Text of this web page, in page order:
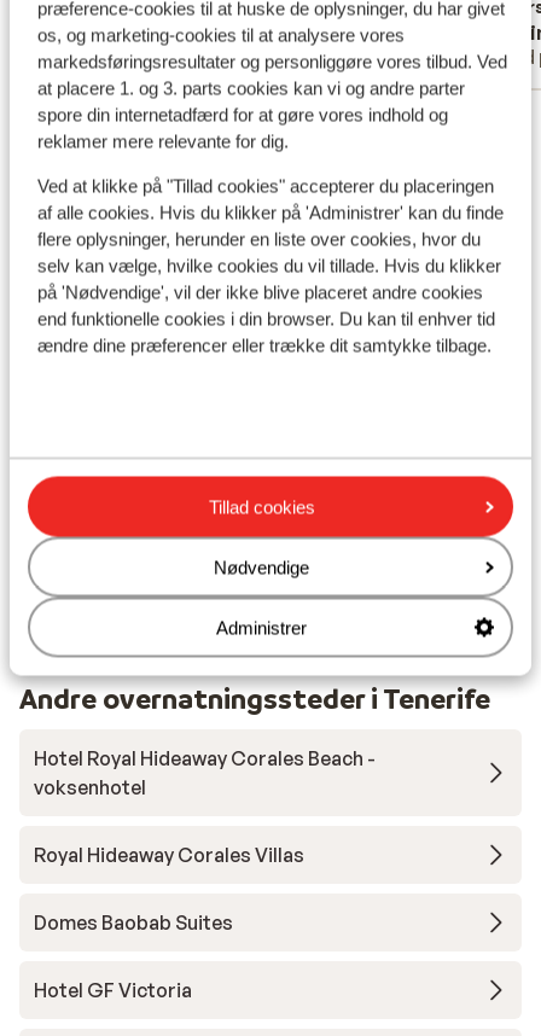
præference-cookies til at huske de oplysninger, du har givet
os, og marketing-cookies til at analysere vores
markedsføringsresultater og personliggøre vores tilbud. Ved
at placere 1. og 3. parts cookies kan vi og andre parter
spore din internetadfærd for at gøre vores indhold og
reklamer mere relevante for dig.
Ved at klikke på "Tillad cookies" accepterer du placeringen
af alle cookies. Hvis du klikker på 'Administrer' kan du finde
flere oplysninger, herunder en liste over cookies, hvor du
selv kan vælge, hvilke cookies du vil tillade. Hvis du klikker
på 'Nødvendige', vil der ikke blive placeret andre cookies
end funktionelle cookies i din browser. Du kan til enhver tid
ændre dine præferencer eller trække dit samtykke tilbage.
Tillad cookies
Nødvendige
Administrer
Anonym
Med partner
but not
Se alle 8 anmeldelser
Lokation
Se på kort
Afstand til stranden ca. 400 meter (sandstrand)
Afstand til centrum: ca. 400 meter
Afstand til busstoppested ca. 400 meter
Afstand til nærmeste butikker ca. 400 meter
Nærmeste restaurant ca. 400 meter
Andre overnatningssteder i Tenerife
Hotel Royal Hideaway Corales Beach -
voksenhotel
Royal Hideaway Corales Villas
Domes Baobab Suites
Hotel GF Victoria